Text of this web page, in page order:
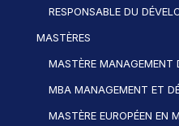
RESPONSABLE DU
MASTÈRES
MASTÈRE MANAGEMENT
MBA MANAGEMENT ET
MASTÈRE EUROPÉEN EN